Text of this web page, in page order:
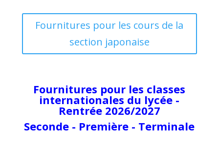
Fournitures pour les cours de la
section japonaise
Fournitures pour les classes
internationales du lycée -
Rentrée 2026/2027
Seconde - Première - Terminale